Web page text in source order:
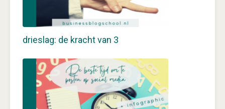
drieslag: de kracht van 3